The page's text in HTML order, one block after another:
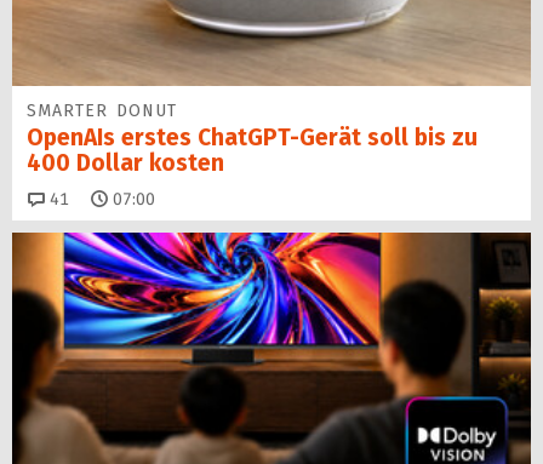
SMARTER DONUT
OpenAIs erstes ChatGPT-Gerät soll bis zu
400 Dollar kosten
41 Kommentare
07:00